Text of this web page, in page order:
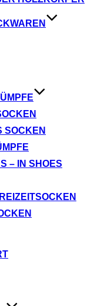
SOCKEN
– IN SHOES